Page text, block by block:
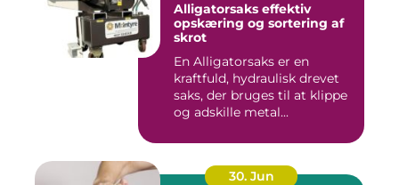
Alligatorsaks effektiv
opskæring og sortering af
skrot
En Alligatorsaks er en
kraftfuld, hydraulisk drevet
saks, der bruges til at klippe
og adskille metal...
30. Jun